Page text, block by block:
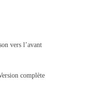
vers l’avant
complète